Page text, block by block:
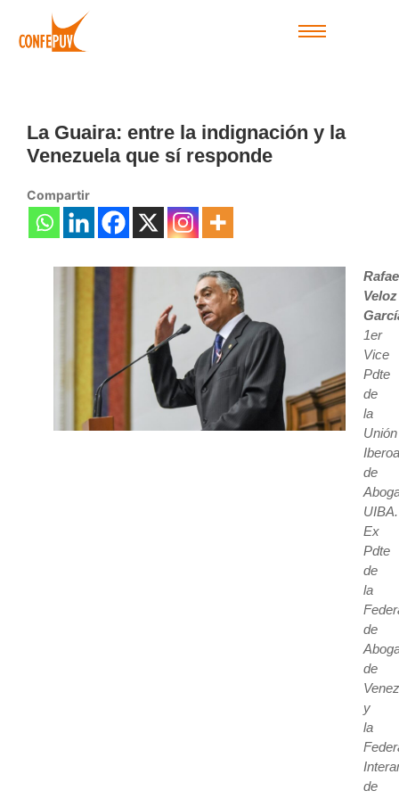
La Guaira: entre la indignación y la
Venezuela que sí responde
Compartir
Veloz
1er
Vice
Pdte
de
la
Unión
de
UIBA.
Ex
Pdte
de
la
de
de
y
la
de